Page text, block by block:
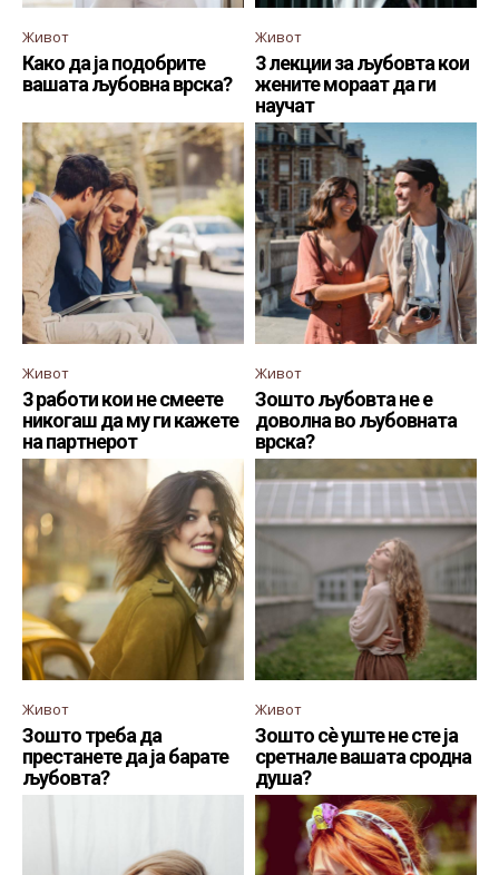
Живот
Како да ја подобрите
вашата љубовна врска?
Живот
3 лекции за љубовта кои
жените мораат да ги
научат
Живот
3 работи кои не смеете
никогаш да му ги кажете
на партнерот
Живот
Зошто љубовта не е
доволна во љубовната
врска?
Живот
Зошто треба да
престанете да ја барате
љубовта?
Живот
Зошто сè уште не сте ја
сретнале вашата сродна
душа?